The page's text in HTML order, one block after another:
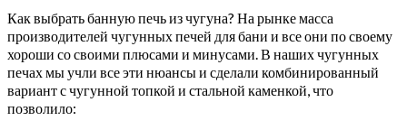
Как выбрать банную печь из чугуна? На рынке масса
производителей чугунных печей для бани и все они по своему
хороши со своими плюсами и минусами. В наших чугунных
печах мы учли все эти нюансы и сделали комбинированный
вариант с чугунной топкой и стальной каменкой, что
позволило: